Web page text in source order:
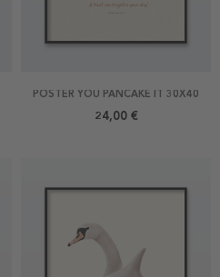
POSTER YOU PANCAKE IT 30X40
24,00 €